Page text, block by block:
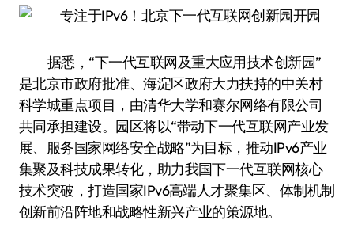
据悉，“下一代互联网及重大应用技术创新园”
是北京市政府批准、海淀区政府大力扶持的中关村
科学城重点项目，由清华大学和赛尔网络有限公司
共同承担建设。园区将以“带动下一代互联网产业发
展、服务国家网络安全战略”为目标，推动IPv6产业
集聚及科技成果转化，助力我国下一代互联网核心
技术突破，打造国家IPv6高端人才聚集区、体制机制
创新前沿阵地和战略性新兴产业的策源地。